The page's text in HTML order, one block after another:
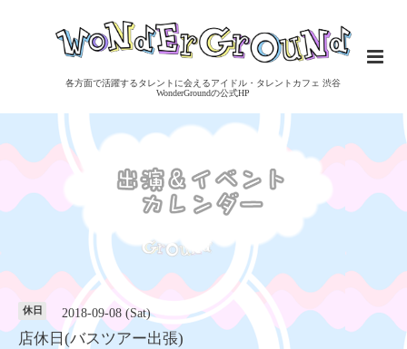
各方面で活躍するタレントに会えるアイドル・タレントカフェ 渋谷
WonderGroundの公式HP
休日 2018-09-08 (Sat)
店休日(バスツアー出張)